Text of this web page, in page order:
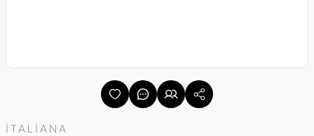
İTALİANA